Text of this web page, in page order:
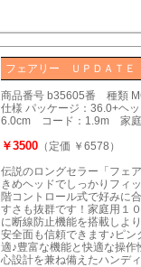
フェアリー ＵＰＤＡＴＥ
商品番号 b35605番 種類
仕様 パッケージ：36.0+ヘ
6.0cm コード：1.9m 家庭
￥3500 （定価 ￥6578）
伝説のロングセラー「フェ
きめヘッドでしっかりフィ
階コントロール式で好みに
すさも抜群です！家庭用１
に断線防止機能を搭載しよ
安全面も信頼できます♪ピ
適♪豊富な機能と快適な操
心設計を兼ね備えたハンデ